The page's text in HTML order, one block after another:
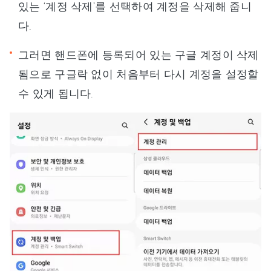
있는 ‘계정 삭제’를 선택하여 계정을 삭제해 줍니
다.
그러면 핸드폰에 등록되어 있는 구글 계정이 삭제
됨으로 구글락 없이 처음부터 다시 계정을 설정할
수 있게 됩니다.